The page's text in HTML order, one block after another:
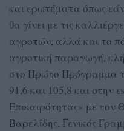
και ερωτήματα όπως εάν
θα γίνει με τις
αγροτών, αλλά και το
αγροτική παραγωγή,
στο Πρώτο Πρόγραμμα
91,6 και 105,8 και στην
Επικαιρότητας» με
Βαρελίδης, Γενικός